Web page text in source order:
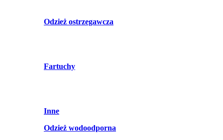
Odzież ostrzegawcza
Fartuchy
Inne
Odzież wodoodporna